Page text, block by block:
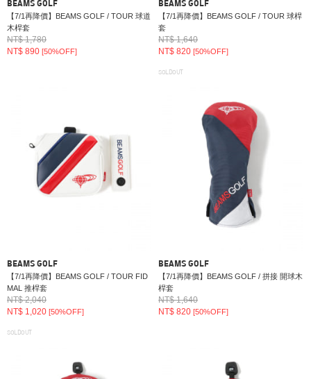
BEAMS GOLF
【7/1再降價】BEAMS GOLF / TOUR 球道
木桿套
NT$ 1,780
NT$ 890 [50%OFF]
BEAMS GOLF
【7/1再降價】BEAMS GOLF / TOUR 球桿
套
NT$ 1,640
NT$ 820[50%OFF]
BEAMS GOLF
【7/1再降價】BEAMS GOLF / TOUR FID
MAL 推桿套
NT$ 2,040
NT$ 1,020 [50%OFF]
SOLDOUT
BEAMS GOLF
【7/1再降價】BEAMS GOLF / 拼接 開球木
桿套
NT$ 1,640
NT$ 820[50%OFF]
SOLDOUT